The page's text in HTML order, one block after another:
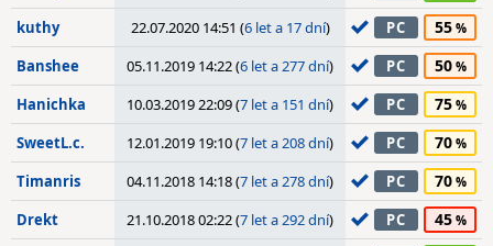
kuthy 22.07.2020 14:51 (6 let a 17 dní) PC 55
Banshee 05.11.2019 14:22 (6 let a 277 dní) PC 50
Hanichka 10.03.2019 22:09 (7 let a 151 dní) PC 75
SweetL.c. 12.01.2019 19:10 (7 let a 208 dní) PC 70
Timanris 04.11.2018 14:18 (7 let a 278 dní) PC 70
Drekt 21.10.2018 02:22 (7 let a 292 dní) PC 45